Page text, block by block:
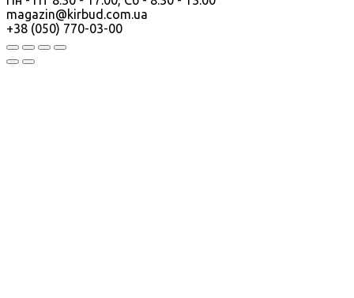
magazin@kirbud.com.ua
+38 (050) 770-03-00